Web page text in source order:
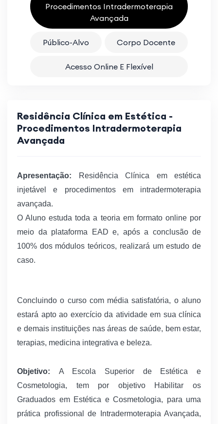
Procedimentos Intradermoterapia
Avançada
Público-Alvo Corpo Docente
Acesso Online E Flexível
Residência Clínica em Estética -
Procedimentos Intradermoterapia
Avançada
Apresentação: Residência Clínica em estética
injetável e procedimentos em intradermoterapia
avançada.
O Aluno estuda toda a teoria em formato online por
meio da plataforma EAD e, após a conclusão de
100% dos módulos teóricos, realizará um estudo de
caso.
Concluindo o curso com média satisfatória, o aluno
estará apto ao exercício da atividade em sua clínica
e demais instituições nas áreas de saúde, bem estar,
terapias, medicina integrativa e beleza.
Objetivo: A Escola Superior de Estética e
Cosmetologia, tem por objetivo Habilitar os
Graduados em Estética e Cosmetologia, para uma
prática profissional de Intradermoterapia Avançada,